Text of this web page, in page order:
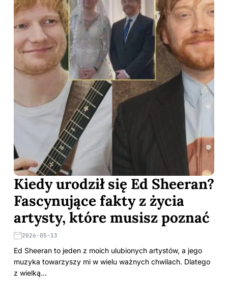
Kiedy urodził się Ed Sheeran?
Fascynujące fakty z życia
artysty, które musisz poznać
2026-05-13
Ed Sheeran to jeden z moich ulubionych artystów, a jego
muzyka towarzyszy mi w wielu ważnych chwilach. Dlatego
z wielką…